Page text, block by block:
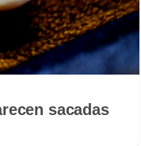
sacadas